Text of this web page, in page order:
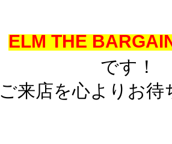
ELM THE
です！
来店を心よりお